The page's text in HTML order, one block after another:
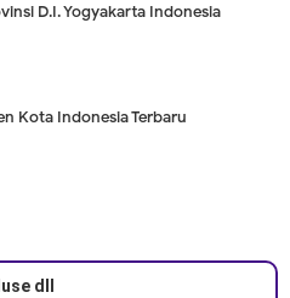
D.I. Yogyakarta Indonesia
Kota Indonesia Terbaru
dll